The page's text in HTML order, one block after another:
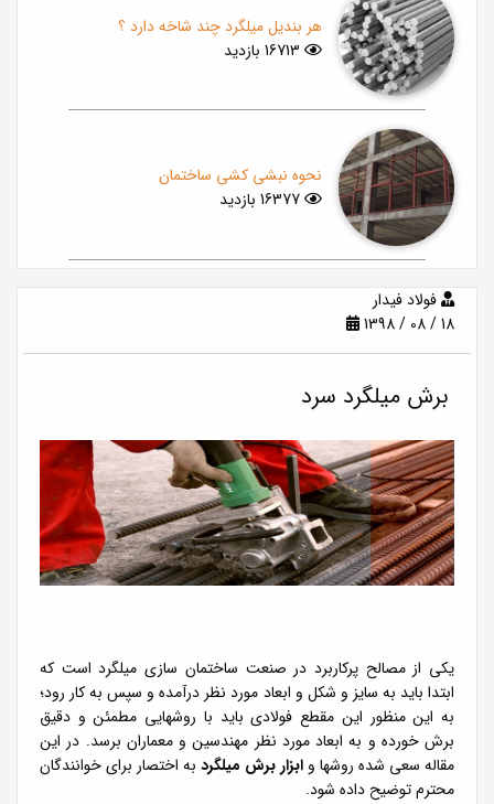
هر بندیل میلگرد چند شاخه دارد ؟
نحوه نبشی کشی ساختمان
16377 بازدید
فولاد فيدار
1398 / 08 / 18
برش میلگرد سرد
یکی از مصالح پرکاربرد در صنعت ساختمان سازی میلگرد است که
ابتدا باید به سایز و شکل و ابعاد مورد نظر درآمده و سپس به کار رود؛
به این منظور این مقطع فولادی باید با روشهایی مطمئن و دقیق
برش خورده و به ابعاد مورد نظر مهندسین و معماران برسد. در این
مقاله سعی شده روشها و ابزار برش میلگرد به اختصار برای خوانندگان
محترم توضیح داده شود.